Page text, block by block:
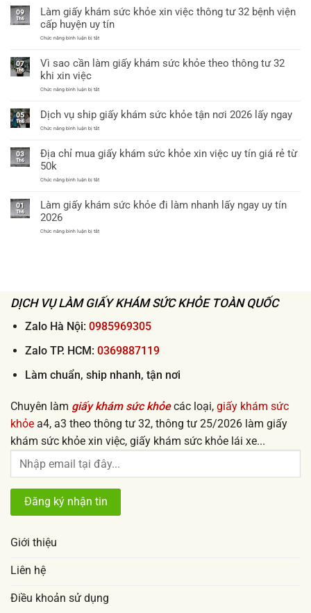
không?
uy
tín
tại
Nội
khám
từ
09
Th6
Làm giấy khám sức khỏe xin việc thông tư 32 bệnh viện
cấp huyện uy tín
Chức năng bình luận bị tắtở
khám
sức
việc
32
bệnh
viện
uy
tín
07
Th6
Vì sao cần làm giấy khám sức khỏe theo thông tư 32
khi xin việc
Chức năng bình luận bị tắtở
cần
làm
giấy
khỏe
theo
32
việc
05
Th6
Dịch vụ ship giấy khám sức khỏe tận nơi 2026 lấy ngay
Chức năng bình luận bị tắtở
ship
giấy
khỏe
2026
03
Th6
Địa chỉ mua giấy khám sức khỏe xin việc uy tín giá rẻ từ
50k
Chức năng bình luận bị tắtở
mua
giấy
khỏe
01
Th6
Làm giấy khám sức khỏe đi làm nhanh lấy ngay uy tín
2026
Chức năng bình luận bị tắtở
lấy
ngay
tín
2026
DỊCH VỤ LÀM GIẤY KHÁM SỨC KHỎE TOÀN QUỐC
Zalo Hà Nội: 0985969305
Zalo TP. HCM: 0369887119
Làm chuẩn, ship nhanh, tận nơi
Chuyên làm giấy khám sức khỏecác loại, giấy khám sức
khỏe a4, a3 theo thông tư 32, thông tư 25/2026 làm giấy
khám sức khỏe xin việc, giấy khám sức khỏe lái xe...
Giới thiệu
Liên hệ
Điều khoản sử dụng